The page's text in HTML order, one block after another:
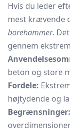
Hvis du leder
mest krævende
borehammer.
gennem
beton og store
Fordele:
højtydende og
Begrænsninger: